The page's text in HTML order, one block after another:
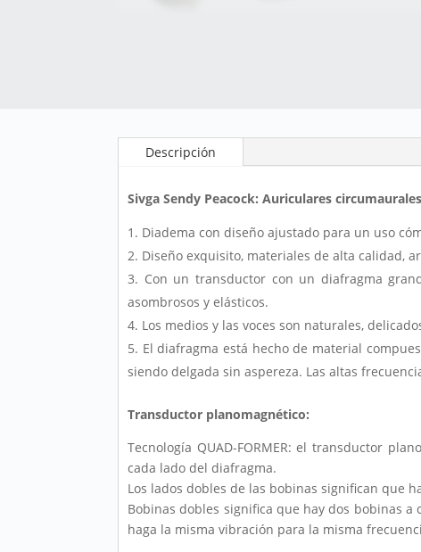
Descripción
Sivga Sendy Peacock: Auriculares
Diadema con diseño ajustado para un uso
Diseño exquisito, materiales de alta calidad,
Con un transductor con un diafragma
asombrosos y elásticos.
Los medios y las voces son naturales,
El diafragma está hecho de material
siendo delgada sin aspereza. Las altas
Transductor planomagnético:
Tecnología QUAD-FORMER: el transductor
cada lado del diafragma.
Los lados dobles de las bobinas significan que
Bobinas dobles significa que hay dos bobinas
haga la misma vibración para la misma